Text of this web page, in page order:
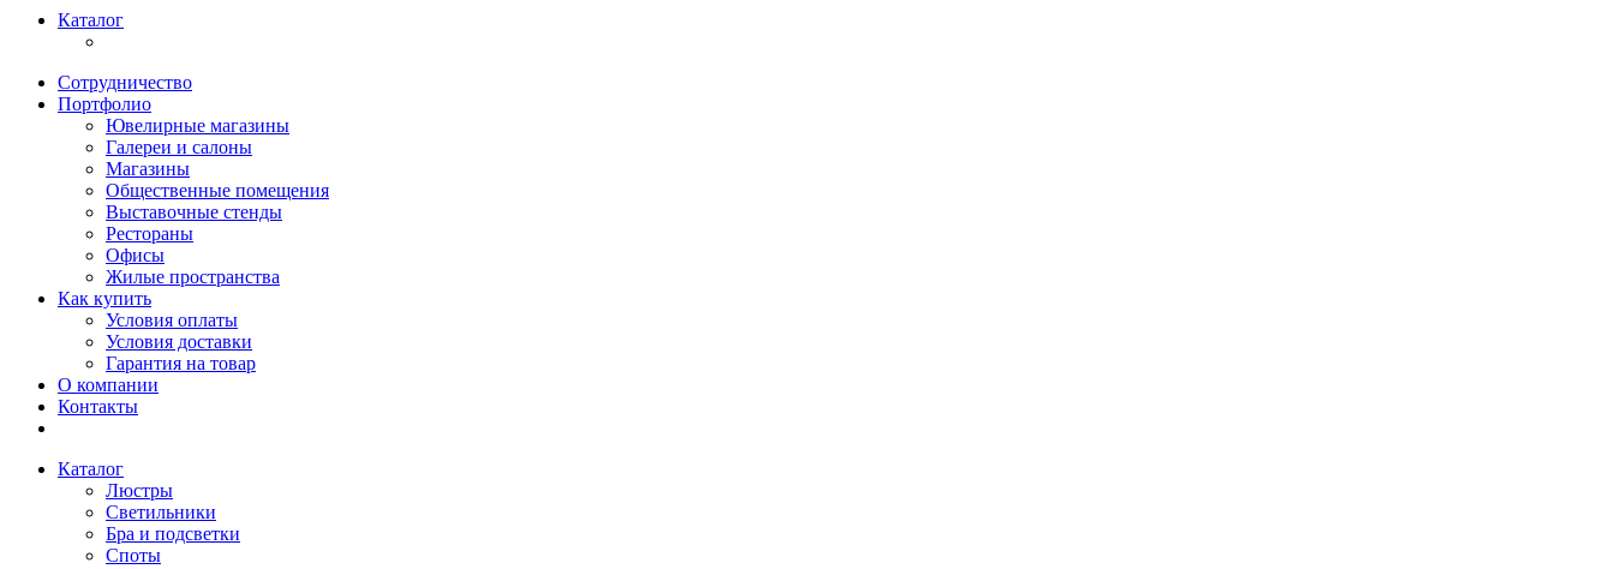
Каталог
Сотрудничество
Портфолио
Ювелирные магазины
Галереи и салоны
Магазины
Общественные помещения
Выставочные стенды
Рестораны
Офисы
Жилые пространства
Как купить
Условия оплаты
Условия доставки
Гарантия на товар
О компании
Контакты
Каталог
Люстры
Светильники
Бра и подсветки
Споты